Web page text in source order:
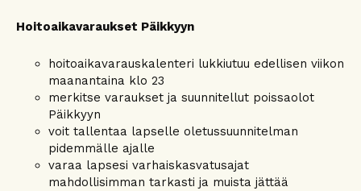
Hoitoaikavaraukset Päikkyyn
hoitoaikavarauskalenteri lukkiutuu edellisen viikon
maanantaina klo 23
merkitse varaukset ja suunnitellut poissaolot
Päikkyyn
voit tallentaa lapselle oletussuunnitelman
pidemmälle ajalle
varaa lapsesi varhaiskasvatusajat
mahdollisimman tarkasti ja muista jättää